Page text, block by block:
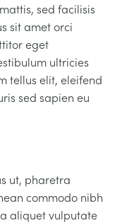
sed facilisis
sit amet orci
eget
ultricies
tellus elit, eleifend
sed sapien eu
ut, pharetra
commodo nibh
aliquet vulputate